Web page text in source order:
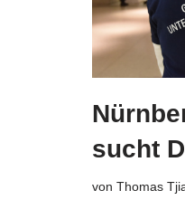
sucht
von Thomas